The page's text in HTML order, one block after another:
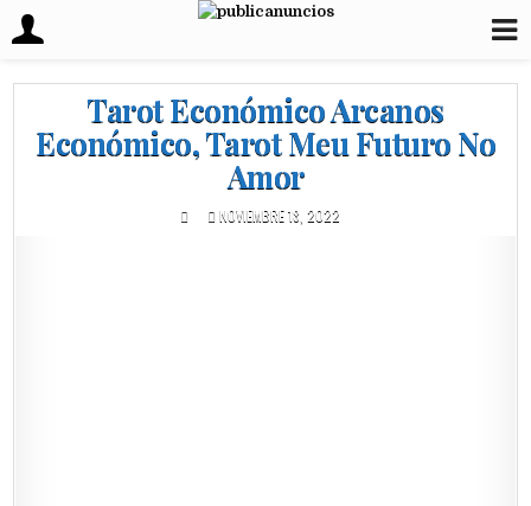
Tarot Económico Arcanos
Económico, Tarot Meu Futuro No
Amor
NOVIEMBRE 18, 2022